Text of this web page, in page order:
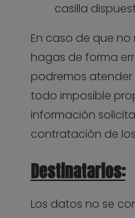
casilla
En caso de que
hagas de forma
podremos atender
todo imposible
información
contratación de
Destinatarios:
Los datos no se